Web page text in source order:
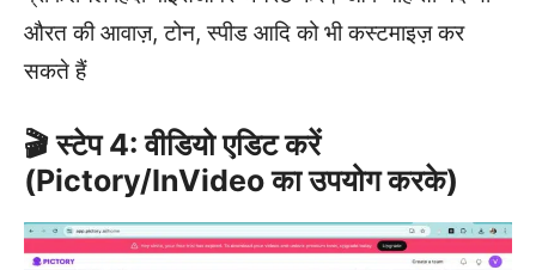
औरत की आवाज़, टोन, स्पीड आदि को भी कस्टमाइज़ कर
सकते हैं
🎬 स्टेप 4: वीडियो एडिट करें
(Pictory/InVideo का उपयोग करके)